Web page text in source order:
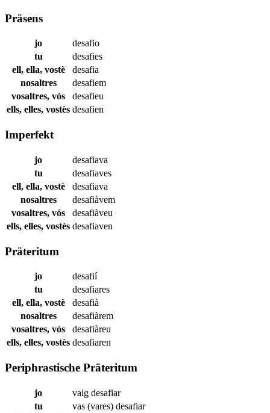
Präsens
jo
desafio
tu
desafies
ell, ella, vostè
desafia
nosaltres
desafiem
vosaltres, vós
desafieu
ells, elles, vostès desafien
Imperfekt
jo
desafiava
tu
desafiaves
ell, ella, vostè
desafiava
nosaltres
desafiàvem
vosaltres, vós
desafiàveu
ells, elles, vostès desafiaven
Präteritum
jo
desafií
tu
desafiares
ell, ella, vostè
desafià
nosaltres
desafiàrem
vosaltres, vós
desafiàreu
ells, elles, vostès desafiaren
Periphrastische Präteritum
jo vaig desafiar
tu
vas (vares) desafiar